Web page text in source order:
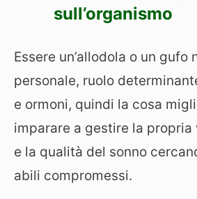
sull’organismo
Essere un’allodola o un gufo
personale, ruolo
e ormoni, quindi la cosa
imparare a gestire la
e la qualità del sonno
abili compromessi.